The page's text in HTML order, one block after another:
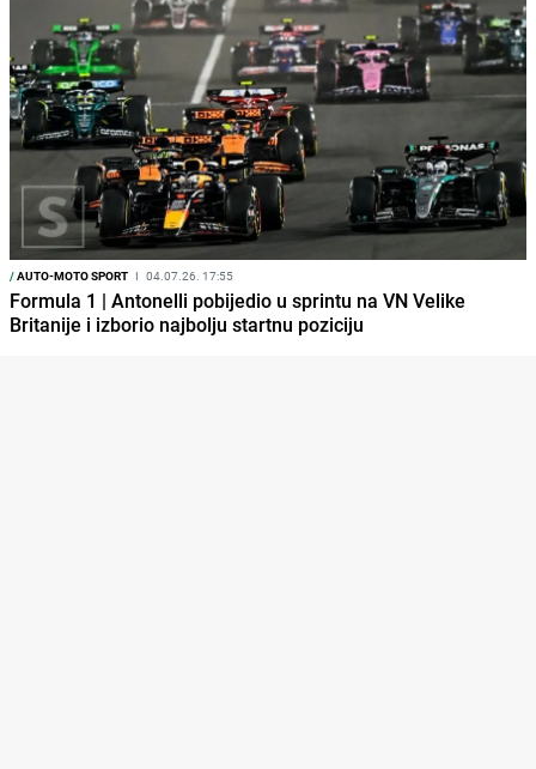
/AUTO-MOTO SPORT I 04.07.26. 17:55
Formula 1 | Antonelli pobijedio u sprintu na VN Velike
Britanije i izborio najbolju startnu poziciju